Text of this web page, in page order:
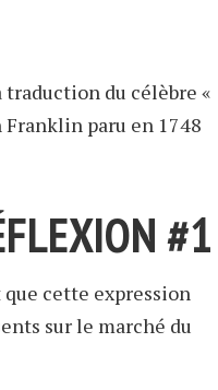
traduction du célèbre «
paru en 1748
#1
cette expression
sur le marché du